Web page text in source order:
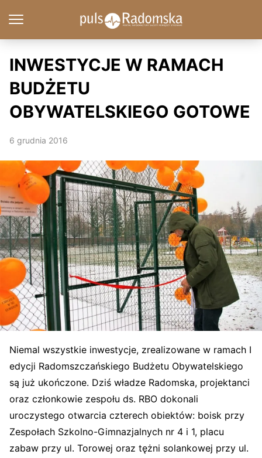
INWESTYCJE W RAMACH
BUDŻETU
OBYWATELSKIEGO GOTOWE
6 grudnia 2016
Niemal wszystkie inwestycje, zrealizowane w ramach I
edycji Radomszczańskiego Budżetu Obywatelskiego
są już ukończone. Dziś władze Radomska, projektanci
oraz członkowie zespołu ds. RBO dokonali
uroczystego otwarcia czterech obiektów: boisk przy
Zespołach Szkolno-Gimnazjalnych nr 4 i 1, placu
zabaw przy ul. Torowej oraz tężni solankowej przy ul.